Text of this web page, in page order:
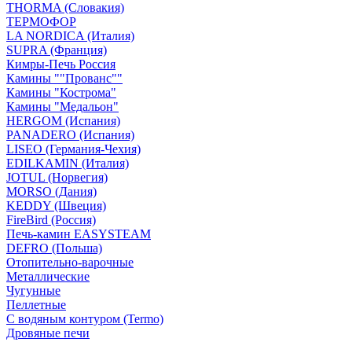
THORMA (Словакия)
ТЕРМОФОР
LA NORDICA (Италия)
SUPRA (Франция)
Кимры-Печь Россия
Камины ""Прованс""
Камины "Кострома"
Камины "Медальон"
HERGOM (Испания)
PANADERO (Испания)
LISEO (Германия-Чехия)
EDILKAMIN (Италия)
JOTUL (Норвегия)
MORSO (Дания)
KEDDY (Швеция)
FireBird (Россия)
Печь-камин EASYSTEAM
DEFRO (Польша)
Отопительно-варочные
Металлические
Чугунные
Пеллетные
С водяным контуром (Termo)
Дровяные печи